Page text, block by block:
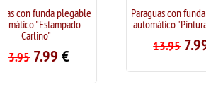
Paraguas con funda plegable
automático "Pintura Picasso"